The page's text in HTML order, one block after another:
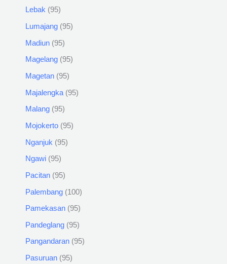
Lebak 95
Lumajang 95
Madiun 95
Magelang 95
Magetan 95
Majalengka 95
Malang 95
Mojokerto 95
Nganjuk 95
Ngawi 95
Pacitan 95
Palembang 100
Pamekasan 95
Pandeglang 95
Pangandaran 95
Pasuruan 95